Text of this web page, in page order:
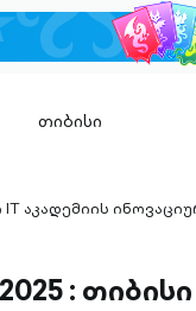
თიბისი
IT აკადემიის
: